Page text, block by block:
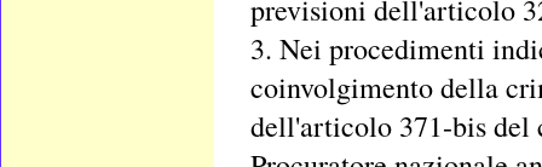
previsioni dell'articolo
3. Nei procedimenti
coinvolgimento della
dell'articolo 371-bis del